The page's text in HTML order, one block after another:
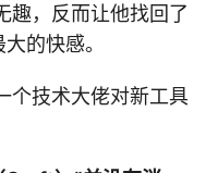
趣，反而让他找回了
的快感。
个技术大佬对新工具